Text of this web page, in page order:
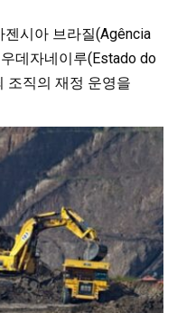
시아 브라질(Agência
데자네이루(Estado do
조직의 재정 운영을